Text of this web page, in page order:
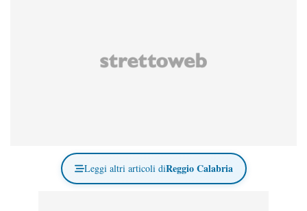
Leggi altri articoli diReggio Calabria